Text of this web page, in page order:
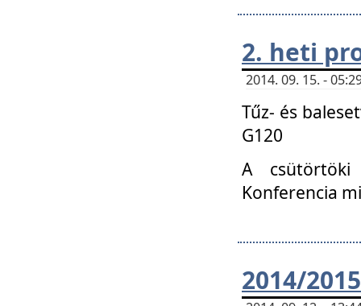
2. heti
2014. 09. 15. -
Tűz- és
G120
A csütörtöki
Konferencia
2014/